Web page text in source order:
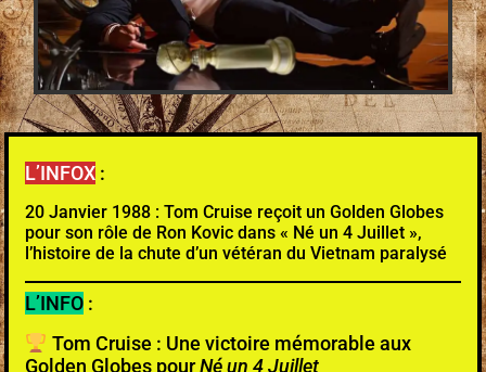
L’INFOX :
20 Janvier 1988 : Tom Cruise reçoit un Golden Globes
pour son rôle de Ron Kovic dans « Né un 4 Juillet »,
l’histoire de la chute d’un vétéran du Vietnam paralysé
L’INFO :
Tom Cruise : Une victoire mémorable aux
Golden Globes pourNé un 4 Juillet